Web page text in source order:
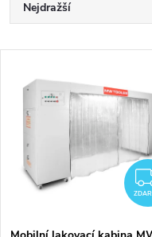
Ř
a
z
n
Nejdražší
Abecedně
p
s